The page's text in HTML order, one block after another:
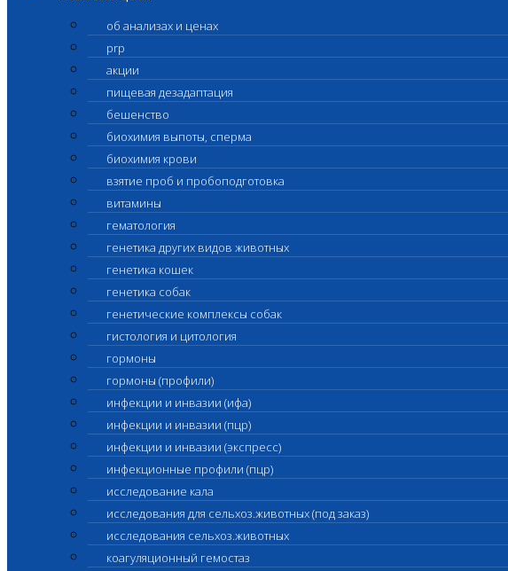
об анализах и ценах
prp
акции
пищевая дезадаптация
бешенство
биохимия выпоты, сперма
биохимия крови
взятие проб и пробоподготовка
витамины
гематология
генетика других видов животных
генетика кошек
генетика собак
генетические комплексы собак
гистология и цитология
гормоны
гормоны (профили)
инфекции и инвазии (ифа)
инфекции и инвазии (пцр)
инфекции и инвазии (экспресс)
инфекционные профили (пцр)
исследование кала
исследования для сельхоз.животных (под заказ)
исследования сельхоз.животных
коагуляционный гемостаз